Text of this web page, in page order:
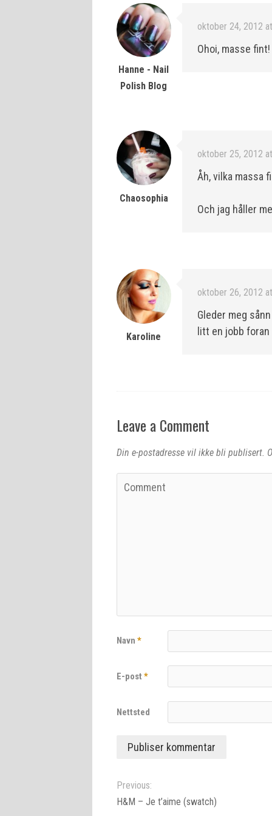
Hanne - Nail
Polish Blog
oktober 24, 2012
Ohoi, masse
Chaosophia
oktober 25, 2012
Åh, vilka massa
Och jag håller
Karoline
oktober 26, 2012
Gleder meg
litt en jobb
Leave a Comment
Din e-postadresse vil ikke bli publisert.
Navn *
E-post *
Nettsted
Previous:
H&M – Je t’aime (swatch)